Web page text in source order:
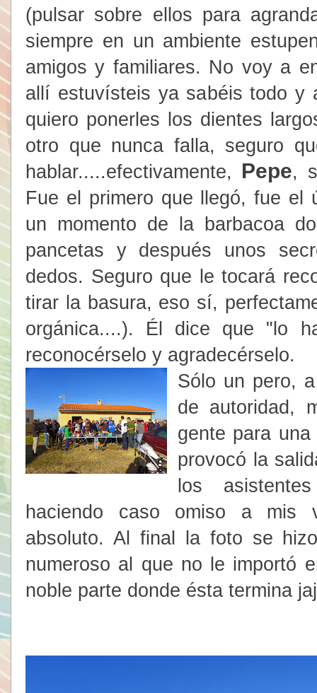
(pulsar sobre ellos para
siempre en un ambiente
amigos y familiares. No voy a
allí estuvísteis ya sabéis todo y
quiero ponerles los dientes
otro que nunca falla, seguro
hablar.....efectivamente, Pepe,
Fue el primero que llegó, fue el
un momento de la barbacoa
pancetas y después unos
dedos. Seguro que le tocará
tirar la basura, eso sí,
orgánica....). Él dice que "lo
reconocérselo y agradecérselo.
Sólo un pero,
de autoridad,
gente para
provocó la
los
haciendo caso omiso a mis
absoluto. Al final la foto se
numeroso al que no le importó
noble parte donde ésta termina